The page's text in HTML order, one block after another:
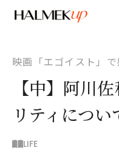
映画「エゴイスト」
【中】阿川
リティにつ
LIFE